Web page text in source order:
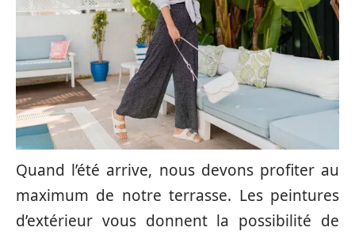
Quand l’été arrive, nous devons profiter au
maximum de notre terrasse. Les peintures
d’extérieur vous donnent la possibilité de